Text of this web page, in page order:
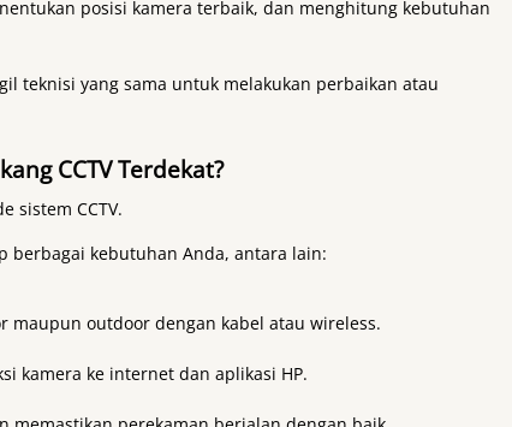
posisi kamera terbaik, dan menghitung kebutuhan
teknisi yang sama untuk melakukan perbaikan atau
CCTV Terdekat?
sistem CCTV.
berbagai kebutuhan Anda, antara lain:
maupun outdoor dengan kabel atau wireless.
kamera ke internet dan aplikasi HP.